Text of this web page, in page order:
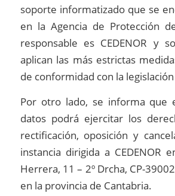
soporte informatizado que se
en la Agencia de Protección
responsable es CEDENOR y
aplican las más estrictas
de conformidad con la
Por otro lado, se informa que
datos podrá ejercitar los
rectificación, oposición y
instancia dirigida a CEDENOR
Herrera, 11 – 2º Drcha, CP-
en la provincia de Cantabria.